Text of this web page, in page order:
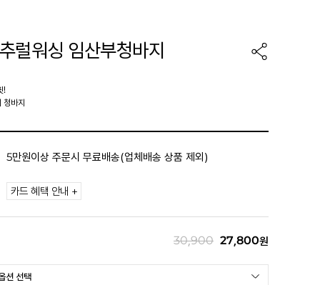
럴워싱 임산부청바지
!
바지
5만원이상 주문시 무료배송(업체배송 상품 제외)
카드 혜택 안내 +
30,900 27,800원